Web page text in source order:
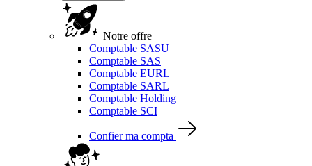
Notre offre
Comptable SASU
Comptable SAS
Comptable EURL
Comptable SARL
Comptable Holding
Comptable SCI
Confier ma compta